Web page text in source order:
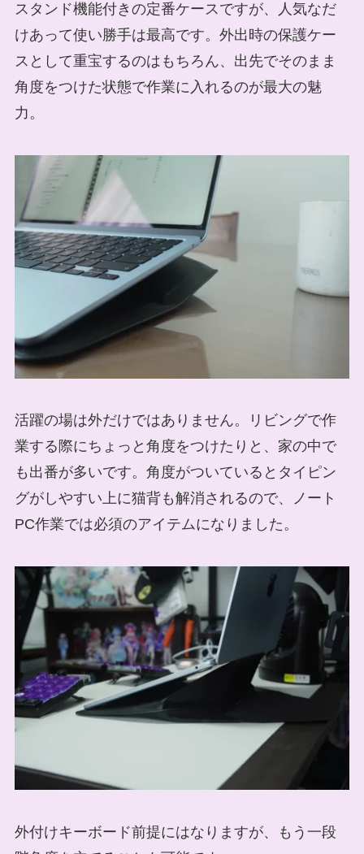
スタンド機能付きの定番ケースですが、人気なだ
けあって使い勝手は最高です。外出時の保護ケー
スとして重宝するのはもちろん、出先でそのまま
角度をつけた状態で作業に入れるのが最大の魅
力。
活躍の場は外だけではありません。リビングで作
業する際にちょっと角度をつけたりと、家の中で
も出番が多いです。角度がついているとタイピン
グがしやすい上に猫背も解消されるので、ノート
PC作業では必須のアイテムになりました。
外付けキーボード前提にはなりますが、もう一段